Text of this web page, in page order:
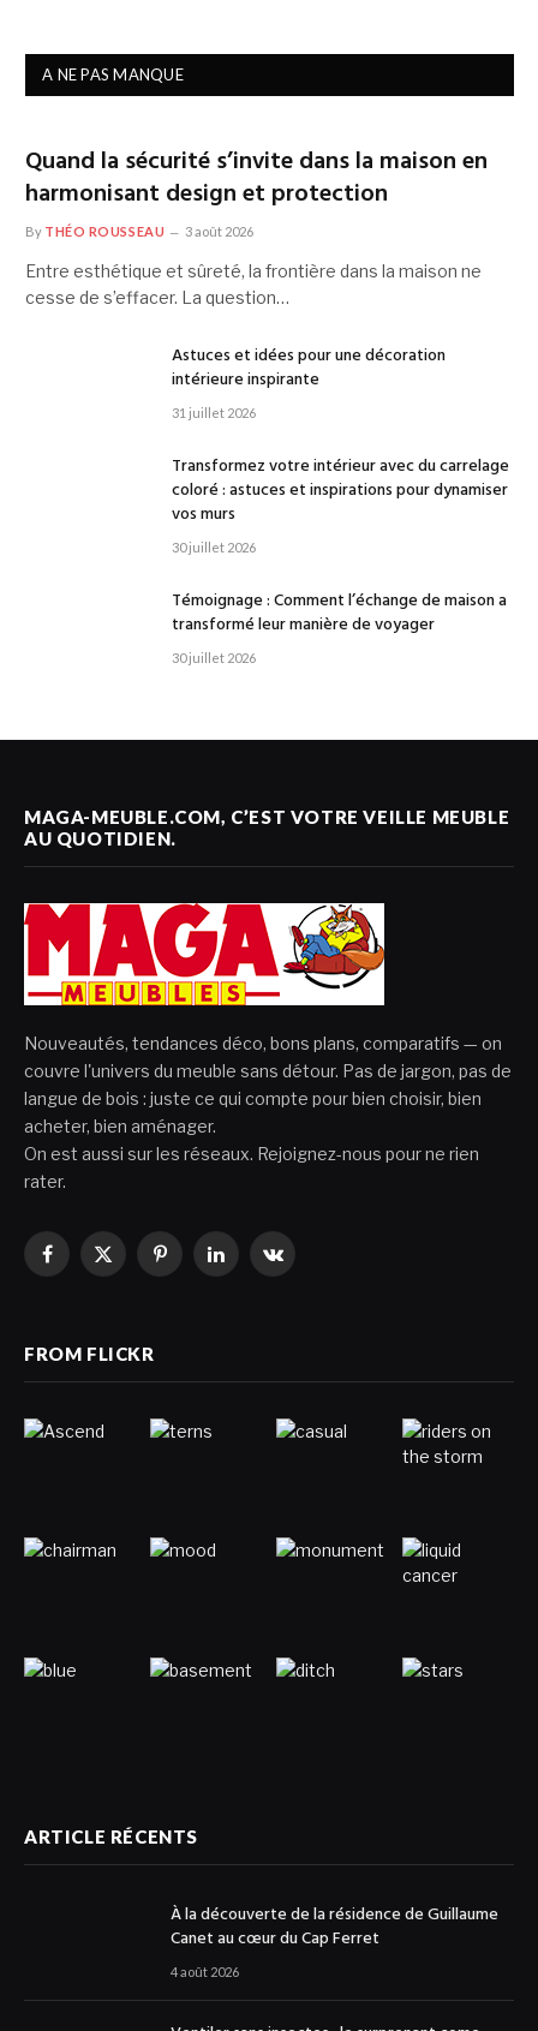
A NE PAS MANQUE
Quand la sécurité s’invite dans la maison en
harmonisant design et protection
By THÉO ROUSSEAU 3 août 2026
Entre esthétique et sûreté, la frontière dans la maison ne
cesse de s’effacer. La question…
Astuces et idées pour une décoration
intérieure inspirante
31 juillet 2026
Transformez votre intérieur avec du carrelage
coloré : astuces et inspirations pour dynamiser
vos murs
30 juillet 2026
Témoignage : Comment l’échange de maison a
transformé leur manière de voyager
30 juillet 2026
MAGA-MEUBLE.COM, C’EST VOTRE VEILLE MEUBLE
AU QUOTIDIEN.
Nouveautés, tendances déco, bons plans, comparatifs — on
couvre l'univers du meuble sans détour. Pas de jargon, pas de
langue de bois : juste ce qui compte pour bien choisir, bien
acheter, bien aménager.
On est aussi sur les réseaux. Rejoignez-nous pour ne rien
rater.
Facebook
X
PinterestLinkedInVKontakte
FROM FLICKR
ARTICLE RÉCENTS
À la découverte de la résidence de Guillaume
Canet au cœur du Cap Ferret
4 août 2026